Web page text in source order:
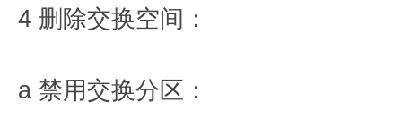
4 删除交换空间：
a 禁用交换分区：